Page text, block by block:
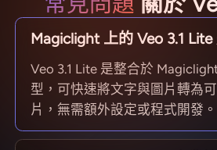
Magiclight 上的 Veo 3.1 Lite
Veo 3.1 Lite 是整合於
型，可快速將文字與圖片轉為
片，無需額外設定或程式開發。